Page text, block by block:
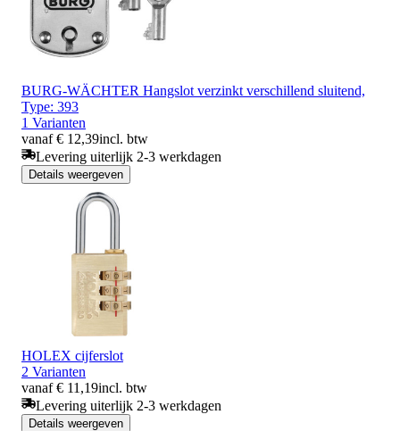
BURG-WÄCHTER Hangslot verzinkt verschillend sluitend,
Type: 393
1 Varianten
vanaf € 12,39incl. btw
Levering uiterlijk 2-3 werkdagen
Details weergeven
HOLEX cijferslot
2 Varianten
vanaf € 11,19incl. btw
Levering uiterlijk 2-3 werkdagen
Details weergeven